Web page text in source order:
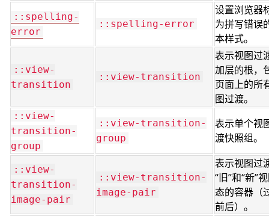
::spelling-
error
::spelling-error
设置浏览器
为拼写错误
本样式。
::view-
transition
::view-transition
表示视图过
加层的根，
页面上的所
图过渡。
::view-
transition-
group
::view-transition-
group
表示单个视
渡快照组。
::view-
transition-
image-pair
::view-transition-
image-pair
表示视图过
“旧”和“新”
态的容器（
前后）。